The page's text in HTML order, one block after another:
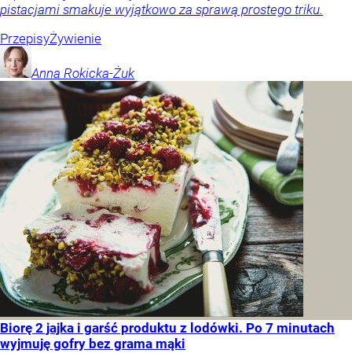
pistacjami smakuje wyjątkowo za sprawą prostego triku.
PrzepisyŻywienie
Anna Rokicka-Żuk
Biorę 2 jajka i garść produktu z lodówki. Po 7 minutach
wyjmuję gofry bez grama mąki